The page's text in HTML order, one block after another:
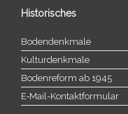
Historisches
Bodendenkmale
Kulturdenkmale
Bodenreform ab 1945
E‑Mail-​​Kontaktformular